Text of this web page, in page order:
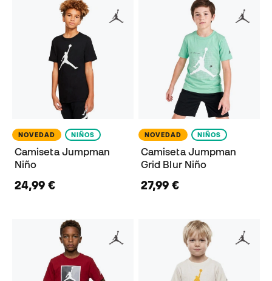
NOVEDAD NIÑOS
Camiseta Jumpman
Niño
24,99 €
NOVEDAD NIÑOS
Camiseta Jumpman
Grid Blur Niño
27,99 €